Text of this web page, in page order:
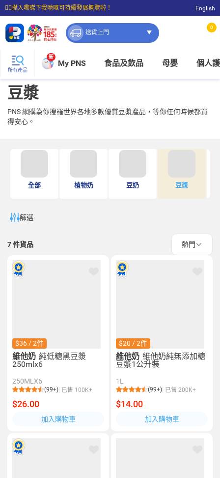
☝🏼㩒入嚟睇下我哋嘅可持續發展概覽啦！
⭐購物滿$399即享免費送貨；滿$100即可免費店取。
English
送貨上門
0
所有產品
新
My PNS 食品及飲品 母嬰 個人
豆漿
PNS 網購為你搜羅世界各地多款優質豆漿產品，等你任何時候都買
得安心。
全部 植物奶 豆奶 豆漿
篩選
7件貨品 熱門
$36 / 2件
維他奶 純低糖黑豆漿
250mlx6
250MLX6
(99+) 已售 100K+
$26.00
加入購物車
$20 / 2件
維他奶 維他奶純無添加糖
豆漿1公升裝
1L
(99+) 已售 200K+
$14.00
加入購物車